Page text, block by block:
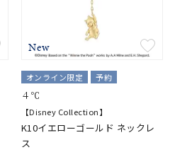
すべて表示
New
オンライン限定 予約
４℃
【Disney Collection】
K10イエローゴールド ネックレ
ス